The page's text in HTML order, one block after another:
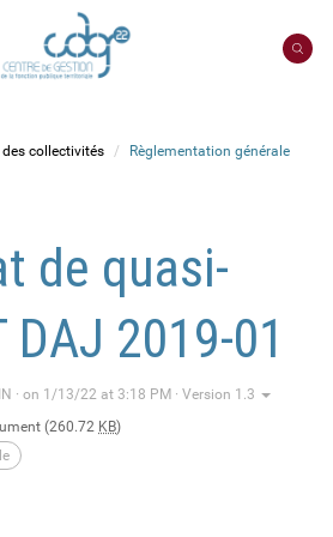
collectivités Règlementation générale
de quasi-
DAJ 2019-01
· on 1/13/22 at 3:18 PM · Version 1.3
(260.72 KB)